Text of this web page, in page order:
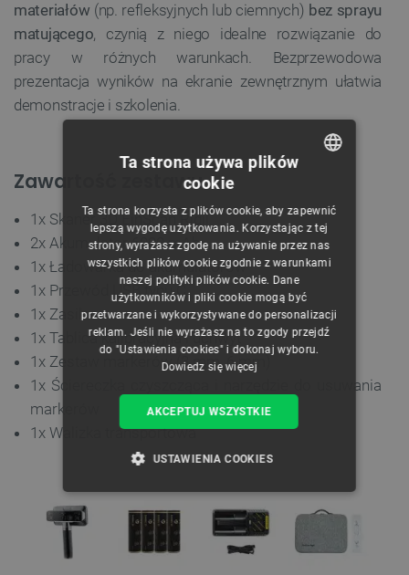
materiałów (np. refleksyjnych lub ciemnych) bez sprayu
matującego, czynią z niego idealne rozwiązanie do
pracy w różnych warunkach. Bezprzewodowa
prezentacja wyników na ekranie zewnętrznym ułatwia
demonstracje i szkolenia.
Zawartość zestawu
1x Skaner 3D EinScan Rigil
2x Akumulator 6000 mAh
1x Ładowarka do akumulatorów
1x Przewód USB typu C
1x Zasilacz
1x Tablica kalibracyjna i uchwyt
1x Zestaw markerów (3 mm, 6 mm)
1x Ściereczka czyszcząca i narzędzie do usuwania
markerów
1x Walizka transportowa
CZECH
ENGLISH
GERMAN
Ta strona używa plików
cookie
Ta strona korzysta z plików cookie, aby zapewnić
lepszą wygodę użytkowania. Korzystając z tej
strony, wyrażasz zgodę na używanie przez nas
wszystkich plików cookie zgodnie z warunkami
naszej polityki plików cookie. Dane
użytkowników i pliki cookie mogą być
przetwarzane i wykorzystywane do personalizacji
reklam. Jeśli nie wyrażasz na to zgody przejdź
do "Ustawienia cookies" i dokonaj wyboru.
Dowiedz się więcej
AKCEPTUJ WSZYSTKIE
USTAWIENIA COOKIES
TARGETOWANIE